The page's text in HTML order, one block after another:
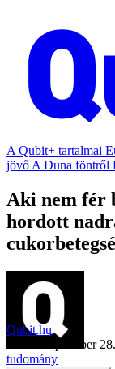
A Qubit+ tartalmai
jövő A Duna föntről
Aki nem fér
hordott
Qubit.hu
2021. szeptember 28.
tudomány